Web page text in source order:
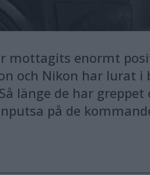
mottagits enormt
och Nikon har lurat
länge de har
på de